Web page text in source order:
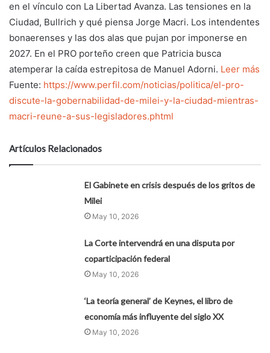
en el vínculo con La Libertad Avanza. Las tensiones en la
Ciudad, Bullrich y qué piensa Jorge Macri. Los intendentes
bonaerenses y las dos alas que pujan por imponerse en
2027. En el PRO porteño creen que Patricia busca
atemperar la caída estrepitosa de Manuel Adorni. Leer más
Fuente: https://www.perfil.com/noticias/politica/el-pro-
discute-la-gobernabilidad-de-milei-y-la-ciudad-mientras-
macri-reune-a-sus-legisladores.phtml
Artículos Relacionados
El Gabinete en crisis después de los gritos de
Milei
May 10, 2026
La Corte intervendrá en una disputa por
coparticipación federal
May 10, 2026
‘La teoría general’ de Keynes, el libro de
economía más influyente del siglo XX
May 10, 2026